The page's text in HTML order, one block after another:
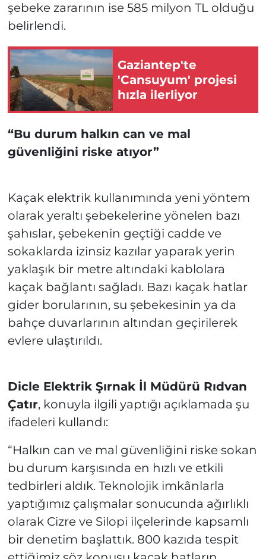
şebeke zararının ise 585 milyon TL olduğu
belirlendi.
Gaziantep'te
'Cansuyum' projesi
hızla ilerliyor
“Bu durum halkın can ve mal
güvenliğini riske atıyor”
Kaçak elektrik kullanımında yeni yöntem
olarak yeraltı şebekelerine yönelen bazı
şahıslar, şebekenin geçtiği cadde ve
sokaklarda izinsiz kazılar yaparak yerin
yaklaşık bir metre altındaki kablolara
kaçak bağlantı sağladı. Bazı kaçak hatlar
gider borularının, su şebekesinin ya da
bahçe duvarlarının altından geçirilerek
evlere ulaştırıldı.
Dicle Elektrik Şırnak İl Müdürü Rıdvan
Çatır, konuyla ilgili yaptığı açıklamada şu
ifadeleri kullandı:
“Halkın can ve mal güvenliğini riske sokan
bu durum karşısında en hızlı ve etkili
tedbirleri aldık. Teknolojik imkânlarla
yaptığımız çalışmalar sonucunda ağırlıklı
olarak Cizre ve Silopi ilçelerinde kapsamlı
bir denetim başlattık. 800 kazıda tespit